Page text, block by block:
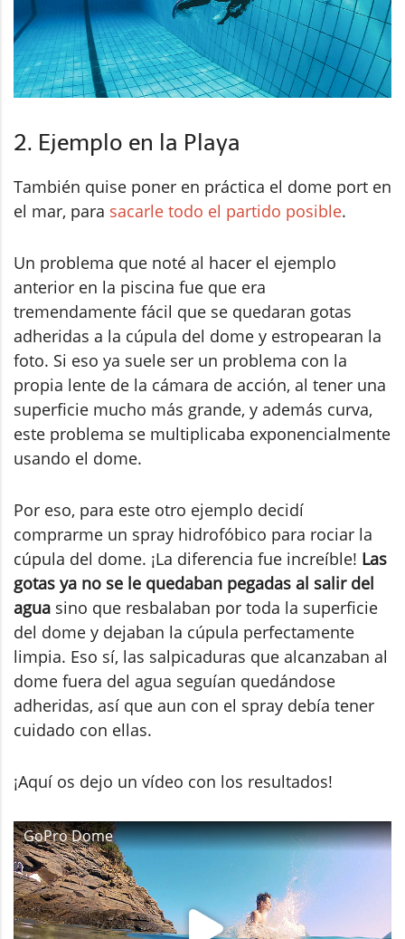
2. Ejemplo en la Playa
También quise poner en práctica el dome port en
el mar, para sacarle todo el partido posible.
Un problema que noté al hacer el ejemplo
anterior en la piscina fue que era
tremendamente fácil que se quedaran gotas
adheridas a la cúpula del dome y estropearan la
foto. Si eso ya suele ser un problema con la
propia lente de la cámara de acción, al tener una
superficie mucho más grande, y además curva,
este problema se multiplicaba exponencialmente
usando el dome.
Por eso, para este otro ejemplo decidí
comprarme un spray hidrofóbico para rociar la
cúpula del dome. ¡La diferencia fue increíble! Las
gotas ya no se le quedaban pegadas al salir del
agua sino que resbalaban por toda la superficie
del dome y dejaban la cúpula perfectamente
limpia. Eso sí, las salpicaduras que alcanzaban al
dome fuera del agua seguían quedándose
adheridas, así que aun con el spray debía tener
cuidado con ellas.
¡Aquí os dejo un vídeo con los resultados!
GoPro Dome